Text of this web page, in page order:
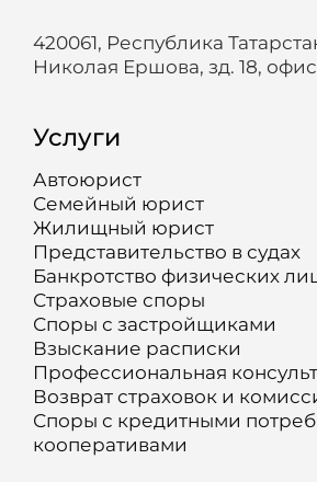
420061, Республика
Николая Ершова, зд. 18, офис
Услуги
Автоюрист
Семейный юрист
Жилищный юрист
Представительство в судах
Банкротство физических
Страховые споры
Споры с застройщиками
Взыскание расписки
Профессиональная
Возврат страховок и
Споры с кредитными
кооперативами